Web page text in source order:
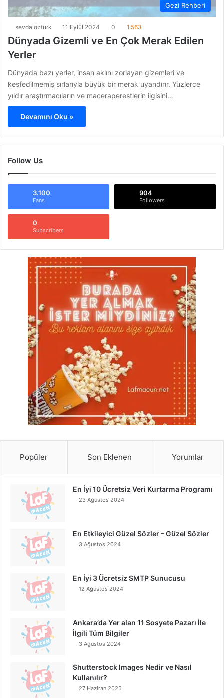
Gezi Rehberi
sevda öztürk 11 Eylül 2024 0 1.563
Dünyada Gizemli ve En Çok Merak Edilen
Yerler
Dünyada bazı yerler, insan aklını zorlayan gizemleri ve
keşfedilmemiş sırlarıyla büyük bir merak uyandırır. Yüzlerce
yıldır araştırmacıların ve maceraperestlerin ilgisini…
Devamını Oku »
Follow Us
3.100
Fans
904
Followers
0
Subscribers
Popüler Son Eklenen Yorumlar
En İyi 10 Ücretsiz Veri Kurtarma Programı
23 Ağustos 2024
En Etkileyici Güzel Sözler – Güzel Sözler
3 Ağustos 2024
En İyi 3 Ücretsiz SMTP Sunucusu
12 Ağustos 2024
Ankara’da Yer alan 11 Sosyete Pazarı İle
İlgili Tüm Bilgiler
3 Ağustos 2024
Shutterstock Images Nedir ve Nasıl
Kullanılır?
27 Haziran 2025